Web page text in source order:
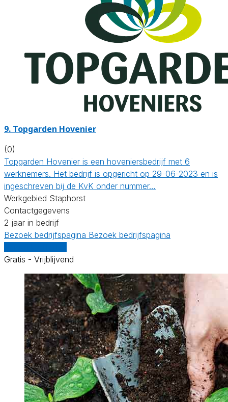
9. Topgarden Hovenier
(0)
Topgarden Hovenier is een hoveniersbedrijf met 6
werknemers. Het bedrijf is opgericht op 29-06-2023 en is
ingeschreven bij de KvK onder nummer…
Werkgebied Staphorst
Contactgegevens
2 jaar in bedrijf
Bezoek bedrijfspagina Bezoek bedrijfspagina
Gratis - Vrijblijvend